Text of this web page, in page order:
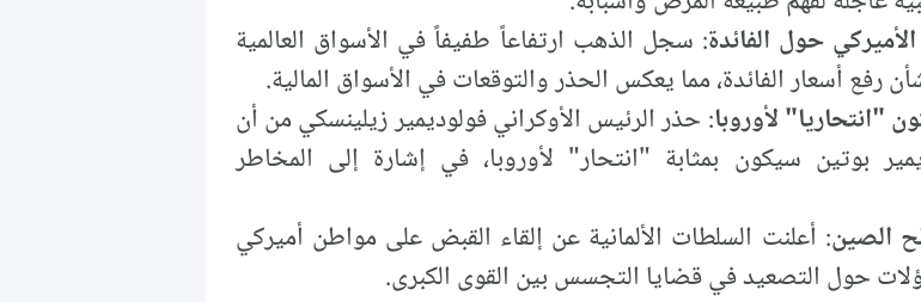
حول الفائدة: سجل الذهب ارتفاعاً طفيفاً في الأسواق العالمية
رفع أسعار الفائدة، مما يعكس الحذر والتوقعات في الأسواق المالية.
"انتحاريا" لأوروبا: حذر الرئيس الأوكراني فولوديمير زيلينسكي من أن
بوتين سيكون بمثابة "انتحار" لأوروبا، في إشارة إلى المخاطر
الصين: أعلنت السلطات الألمانية عن إلقاء القبض على مواطن أميركي
حول التصعيد في قضايا التجسس بين القوى الكبرى.